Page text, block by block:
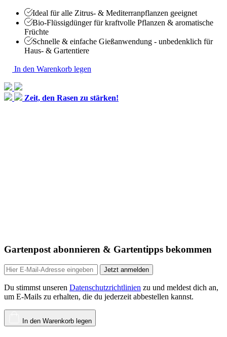
Ideal für alle Zitrus- & Mediterranpflanzen geeignet
Bio-Flüssigdünger für kraftvolle Pflanzen & aromatische
Früchte
Schnelle & einfache Gießanwendung - unbedenklich für
Haus- & Gartentiere
In den Warenkorb legen
Zeit, den Rasen zu stärken!
Gartenpost abonnieren & Gartentipps bekommen
Jetzt anmelden
Du stimmst unseren Datenschutzrichtlinien zu und meldest dich an,
um E-Mails zu erhalten, die du jederzeit abbestellen kannst.
In den Warenkorb legen